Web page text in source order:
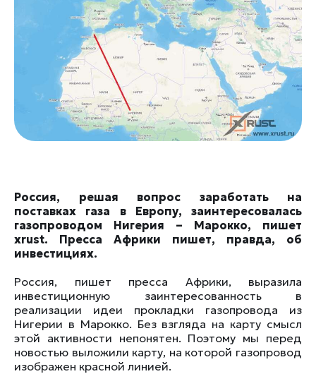
Россия, решая вопрос заработать на
поставках газа в Европу, заинтересовалась
газопроводом Нигерия – Марокко, пишет
xrust. Пресса Африки пишет, правда, об
инвестициях.
Россия, пишет пресса Африки, выразила
инвестиционную заинтересованность в
реализации идеи прокладки газопровода из
Нигерии в Марокко. Без взгляда на карту смысл
этой активности непонятен. Поэтому мы перед
новостью выложили карту, на которой газопровод
изображен красной линией.